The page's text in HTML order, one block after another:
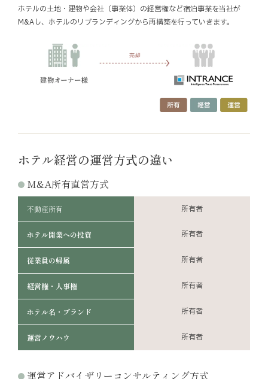
ホテルの土地・建物や会社（事業体）の経営権など宿泊事業を当社が
M&Aし、ホテルのリブランディングから再構築を行っていきます。
ホテル経営の運営方式の違い
M&A所有直営方式
不動産所有 所有者
ホテル開業への投資 所有者
従業員の帰属 所有者
経営権・人事権 所有者
ホテル名・ブランド 所有者
運営ノウハウ 所有者
運営アドバイザリーコンサルティング方式